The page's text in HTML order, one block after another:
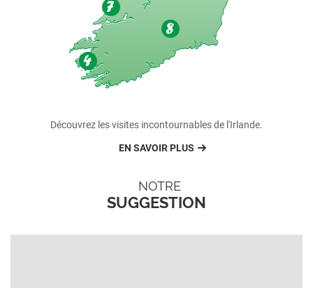
Découvrez les visites incontournables de l'Irlande.
EN SAVOIR PLUS
NOTRE
SUGGESTION